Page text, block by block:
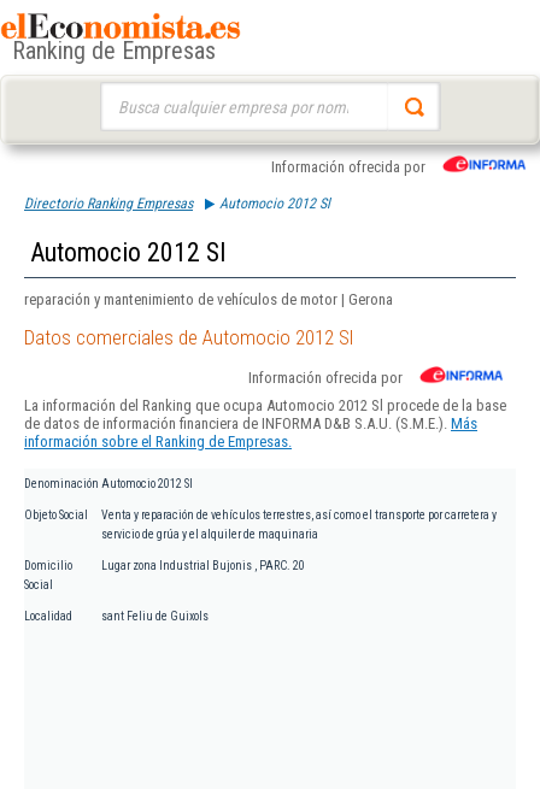
Ranking de Empresas
Información ofrecida por
Directorio Ranking Empresas Automocio 2012 Sl
Automocio 2012 Sl
reparación y mantenimiento de vehículos de motor | Gerona
Datos comerciales de Automocio 2012 Sl
Información ofrecida por
La información del Ranking que ocupa Automocio 2012 Sl procede de la base
de datos de información financiera de INFORMA D&B S.A.U. (S.M.E.). Más
información sobre el Ranking de Empresas.
Denominación Automocio 2012 Sl
Objeto Social
Venta y reparación de vehículos terrestres, así como el transporte por carretera y
servicio de grúa y el alquiler de maquinaria
Domicilio
Social
Lugar zona Industrial Bujonis , PARC. 20
Localidad sant Feliu de Guixols